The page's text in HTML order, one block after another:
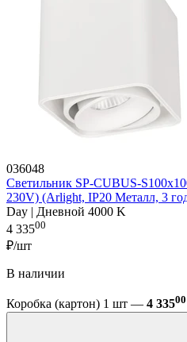
036048
Светильник SP-CUBUS-
230V) (Arlight, IP20 Металл, 3
Day | Дневной 4000 K
4 33500
₽/шт
В наличии
Коробка (картон) 1 шт — 4 33500